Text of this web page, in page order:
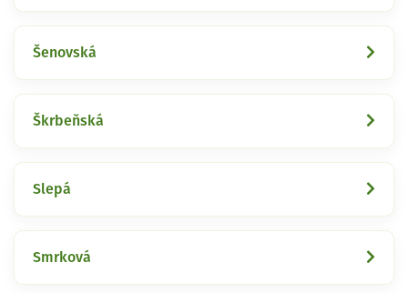
Šenovská
Škrbeňská
Slepá
Smrková